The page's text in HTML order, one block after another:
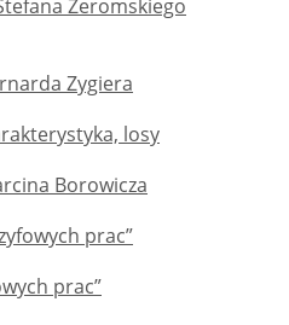
Żeromskiego
Zygiera
losy
Borowicza
prac”
prac”